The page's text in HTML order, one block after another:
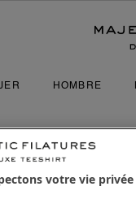
CACHEMIRA
HOMBRE
ALGODÓN ORGÁNICO
votre vie privée